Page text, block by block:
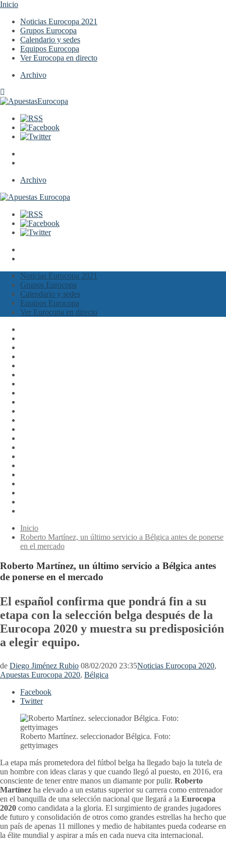
Inicio
Noticias Eurocopa 2021
Grupos Eurocopa
Calendario y sedes
Equipos Eurocopa
Ver Eurocopa en directo
Archivo
Archivo
Noticias Eurocopa 2021
Grupos Eurocopa
Calendario y sedes
Equipos Eurocopa
Ver Eurocopa en directo
Inicio
Roberto Martínez, un último servicio a Bélgica antes de ponerse
en el mercado
Roberto Martínez, un último servicio a Bélgica antes
de ponerse en el mercado
El español confirma que pondrá fin a su
etapa con la selección belga después de la
Eurocopa 2020 y muestra su predisposición
a elegir equipo.
de Diego Jiménez Rubio 08/02/2020 23:35Noticias Eurocopa 2020,
Apuestas Eurocopa 2020, Bélgica
Facebook
Twitter
Roberto Martínez. seleccionador Bélgica. Foto:
gettyimages
La etapa más prometedora del fútbol belga ha llegado bajo la tutela de
un hombre con ideas claras y que cuando llegó al puesto, en 2016, era
consciente de tener entre manos un diamante por pulir. Roberto
Martínez ha elevado a un estatus superior su carrera como entrenador
en el banquilla de una selección nacional que llegará a la Eurocopa
2020 como candidata a la gloria. El surgimiento de grandes jugadores
de futuro y consolidación de otros como grandes estrellas ha hecho que
un país de apenas 11 millones y medio de habitantes pueda codearse en
la élite mundial y aspirar a más en cada nueva cita internacional.